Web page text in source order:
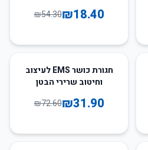
₪18.40
₪54.30
56
חגורת כושר EMS לעיצוב
וחיטוב שרירי הבטן
₪31.90
₪72.60